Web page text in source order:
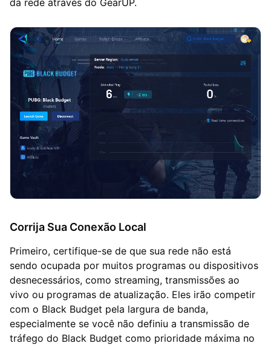
da rede através do GearUP.
Corrija Sua Conexão Local
Primeiro, certifique-se de que sua rede não está
sendo ocupada por muitos programas ou dispositivos
desnecessários, como streaming, transmissões ao
vivo ou programas de atualização. Eles irão competir
com o Black Budget pela largura de banda,
especialmente se você não definiu a transmissão de
tráfego do Black Budget como prioridade máxima no